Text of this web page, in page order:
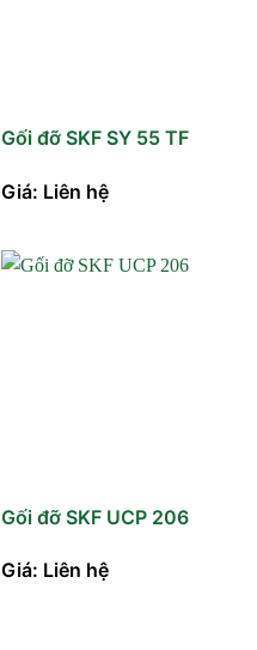
Gối đỡ SKF SY 55 TF
Giá: Liên hệ
Gối đỡ SKF UCP 206
Giá: Liên hệ